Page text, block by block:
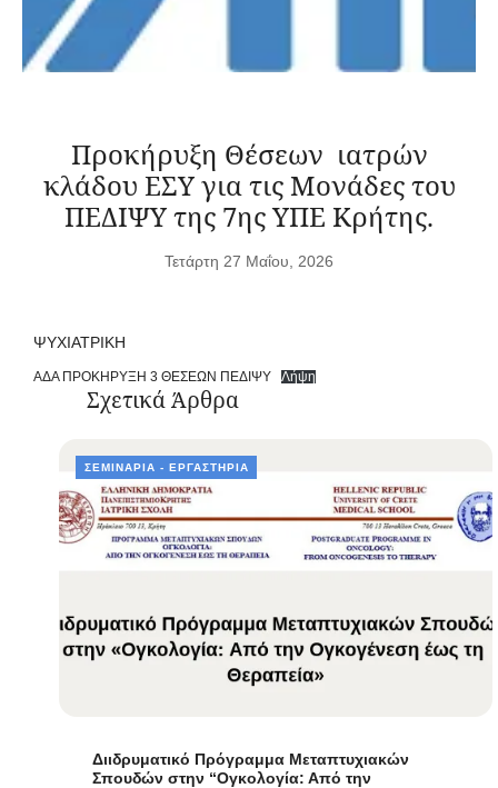
Προκήρυξη Θέσεων ιατρών
κλάδου ΕΣΥ για τις Μονάδες του
ΠΕΔΙΨΥ της 7ης ΥΠΕ Κρήτης.
Τετάρτη 27 Μαΐου, 2026
ΨΥΧΙΑΤΡΙΚΗ
ΑΔΑ ΠΡΟΚΗΡΥΞΗ 3 ΘΕΣΕΩΝ ΠΕΔΙΨΥ Λήψη
Σχετικά Άρθρα
ΣΕΜΙΝΆΡΙΑ - ΕΡΓΑΣΤΉΡΙΑ
Διιδρυματικό Πρόγραμμα Μεταπτυχιακών
Σπουδών στην “Ογκολογία: Από την